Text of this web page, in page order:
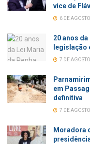
vice de
6 DE
20 anos
legislação
7 DE
em
definitiva
7 DE
Moradora